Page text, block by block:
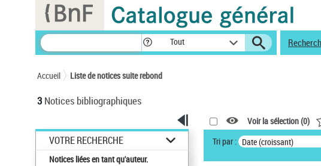
Tout
Accueil Liste de notices suite rebond
3 Notices bibliographiques
VOTRE RECHERCHE
Notices liées en tant qu'auteur.
Voir la sélection (0)
Tri par : Date (croissant)
Panneau de gestion des cookies